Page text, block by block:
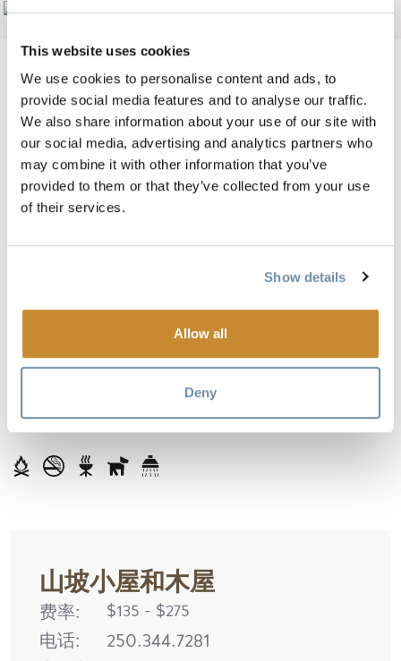
This website uses cookies
We use cookies to personalise content and ads, to
provide social media features and to analyse our traffic.
We also share information about your use of our site with
our social media, advertising and analytics partners who
may combine it with other information that you’ve
provided to them or that they’ve collected from your use
of their services.
Show details
Allow all
Deny
Add to My Trip
快来亲自探索这个美丽、轻松的地方吧！这座河滨度
假村位于戈尔登市以西 13 公里处，拥有迷人的景色、
舒适的木屋和宽敞的小屋。夏季提供住宿加早餐套
餐。
期间提供豪华夏季套房，该套房拥有私人热水浴缸、
蒸汽淋浴和辐射热桑拿，还能欣赏到迷人的景色。
我们的小木屋对宠物狗友好（需支付最低费用），所
以请放心带上您的宠物朋友。
来享受我们小屋和小木屋的乡村古典优雅风格，我们
将为您提供难忘的山区度假体验。
山坡小屋和木屋
费率 $135 - $275
电话
250.344.7281